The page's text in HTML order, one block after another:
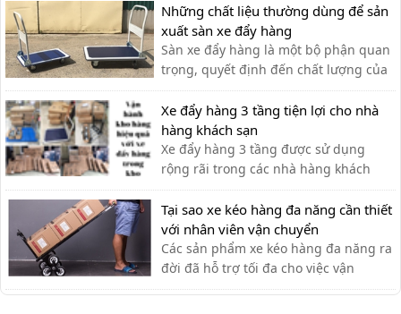
chưa bao giờ khiến khách hàng thất
vọng.
Những chất liệu thường dùng để sản
xuất sàn xe đẩy hàng
Sàn xe đẩy hàng là một bộ phận quan
trọng, quyết định đến chất lượng của
xe đẩy. Lựa chọn chất liệu phù hợp
giúp bạn có được chiếc xe đẩy hàng
ưng ý.
Xe đẩy hàng 3 tầng tiện lợi cho nhà
hàng khách sạn
Xe đẩy hàng 3 tầng được sử dụng
rộng rãi trong các nhà hàng khách
sạn bởi sự tiện ích. Với thiết kế thanh
lịch, tính ứng dụng cao, các loại xe
đẩy hàng nhiều tầng là sự lựa chọn tối
ưu nhất cho các nhà hàng. Xe đẩy 3
tầng được ứng dụng như […]
Tại sao xe kéo hàng đa năng cần thiết
với nhân viên vận chuyển
Các sản phẩm xe kéo hàng đa năng ra
đời đã hỗ trợ tối đa cho việc vận
chuyển thủ công của nhân viên vận